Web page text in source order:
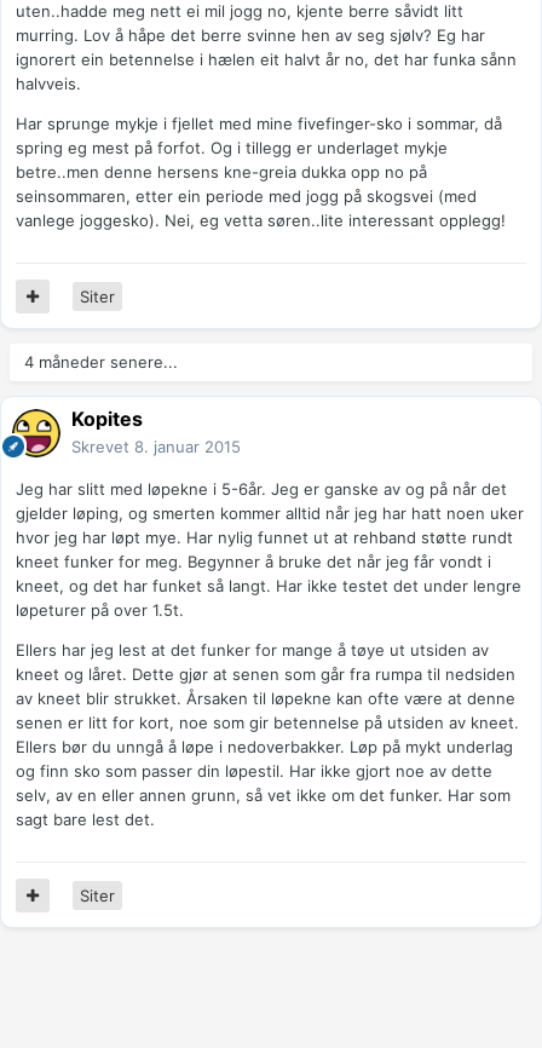
uten..hadde meg nett ei mil jogg no, kjente berre såvidt litt
murring. Lov å håpe det berre svinne hen av seg sjølv? Eg har
ignorert ein betennelse i hælen eit halvt år no, det har funka sånn
halvveis.
Har sprunge mykje i fjellet med mine fivefinger-sko i sommar, då
spring eg mest på forfot. Og i tillegg er underlaget mykje
betre..men denne hersens kne-greia dukka opp no på
seinsommaren, etter ein periode med jogg på skogsvei (med
vanlege joggesko). Nei, eg vetta søren..lite interessant opplegg!
Siter
4 måneder senere...
Kopites
Skrevet 8. januar 2015
Jeg har slitt med løpekne i 5-6år. Jeg er ganske av og på når det
gjelder løping, og smerten kommer alltid når jeg har hatt noen uker
hvor jeg har løpt mye. Har nylig funnet ut at rehband støtte rundt
kneet funker for meg. Begynner å bruke det når jeg får vondt i
kneet, og det har funket så langt. Har ikke testet det under lengre
løpeturer på over 1.5t.
Ellers har jeg lest at det funker for mange å tøye ut utsiden av
kneet og låret. Dette gjør at senen som går fra rumpa til nedsiden
av kneet blir strukket. Årsaken til løpekne kan ofte være at denne
senen er litt for kort, noe som gir betennelse på utsiden av kneet.
Ellers bør du unngå å løpe i nedoverbakker. Løp på mykt underlag
og finn sko som passer din løpestil. Har ikke gjort noe av dette
selv, av en eller annen grunn, så vet ikke om det funker. Har som
sagt bare lest det.
Siter